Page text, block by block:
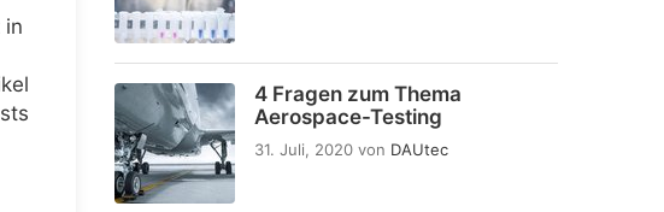
4 Fragen zum Thema
Aerospace-Testing
31. Juli, 2020 von DAUtec
in